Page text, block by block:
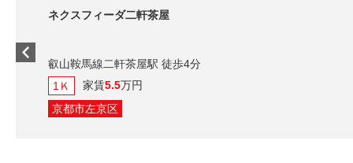
ネクスフィーダ二軒茶屋
叡山鞍馬線二軒茶屋駅 徒歩4分
1Ｋ
家賃5.5万円
京都市左京区